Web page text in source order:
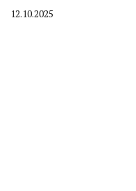
By
12.10.2025